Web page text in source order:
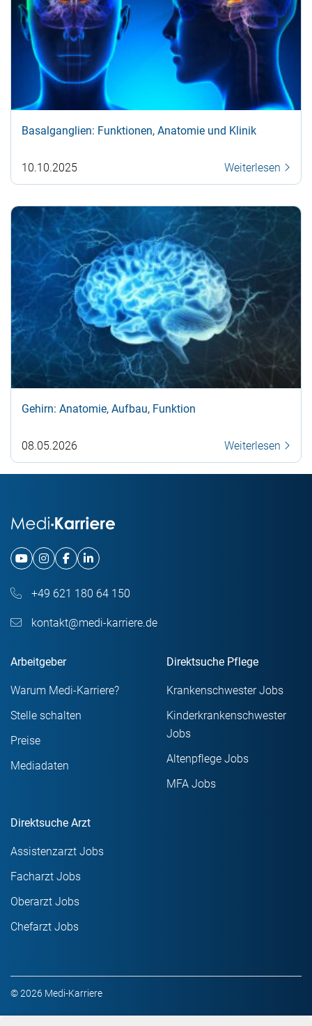
Basalganglien: Funktionen, Anatomie und Klinik
10.10.2025 Weiterlesen
Gehirn: Anatomie, Aufbau, Funktion
08.05.2026 Weiterlesen
+49 621 180 64 150
kontakt@medi-karriere.de
Arbeitgeber
Warum Medi-Karriere?
Stelle schalten
Preise
Mediadaten
Direktsuche Pflege
Krankenschwester Jobs
Kinderkrankenschwester
Jobs
Altenpflege Jobs
MFA Jobs
Direktsuche Arzt
Assistenzarzt Jobs
Facharzt Jobs
Oberarzt Jobs
Chefarzt Jobs
© 2026 Medi-Karriere